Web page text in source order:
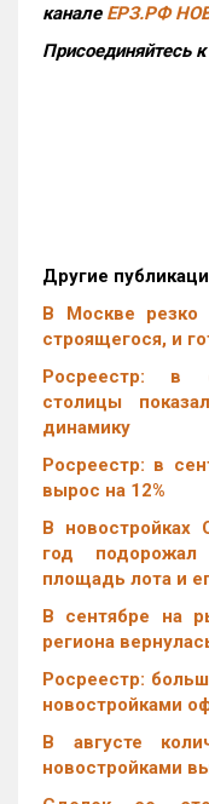
канале ЕРЗ.РФ
Присоединяйтесь
Другие
В Москве
строящегося, и
Росреестр: в
столицы
динамику
Росреестр: в
вырос на 12%
В
год подорожал
площадь лота и
В сентябре на
региона
Росреестр:
новостройками
В августе
новостройками